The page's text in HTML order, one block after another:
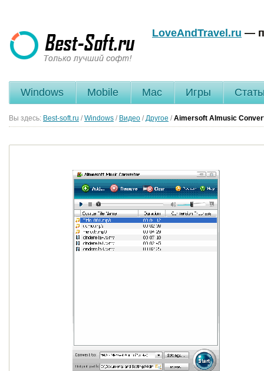
LoveAndTravel.ru —
Windows Mobile Mac Игры
Вы здесь: Best-soft.ru / Windows / Видео / Другое / Aimersoft Almusic